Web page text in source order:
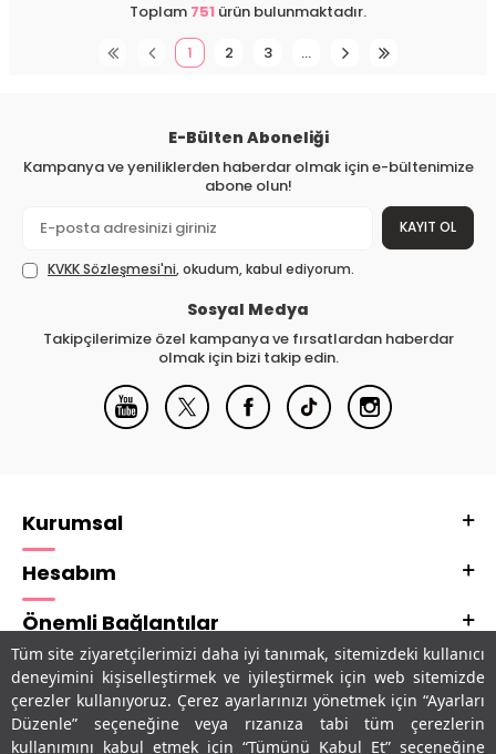
Tüm site ziyaretçilerimizi daha iyi tanımak, sitemizdeki kullanıcı
deneyimini kişiselleştirmek ve iyileştirmek için web sitemizde
çerezler kullanıyoruz. Çerez ayarlarınızı yönetmek için “Ayarları
Düzenle” seçeneğine veya rızanıza tabi tüm çerezlerin
kullanımını kabul etmek için “Tümünü Kabul Et” seçeneğine
Toplam 751 ürün bulunmaktadır.
1
2 3 …
E-Bülten Aboneliği
Kampanya ve yeniliklerden haberdar olmak için e-bültenimize
abone olun!
KAYIT OL
KVKK Sözleşmesi'ni, okudum, kabul ediyorum.
Sosyal Medya
Takipçilerimize özel kampanya ve fırsatlardan haberdar
olmak için bizi takip edin.
Kurumsal
Hesabım
Önemli Bağlantılar
Adres & İletişim
Uygulamalarımız